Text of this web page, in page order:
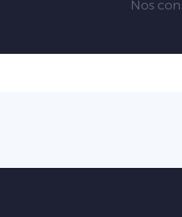
Nos